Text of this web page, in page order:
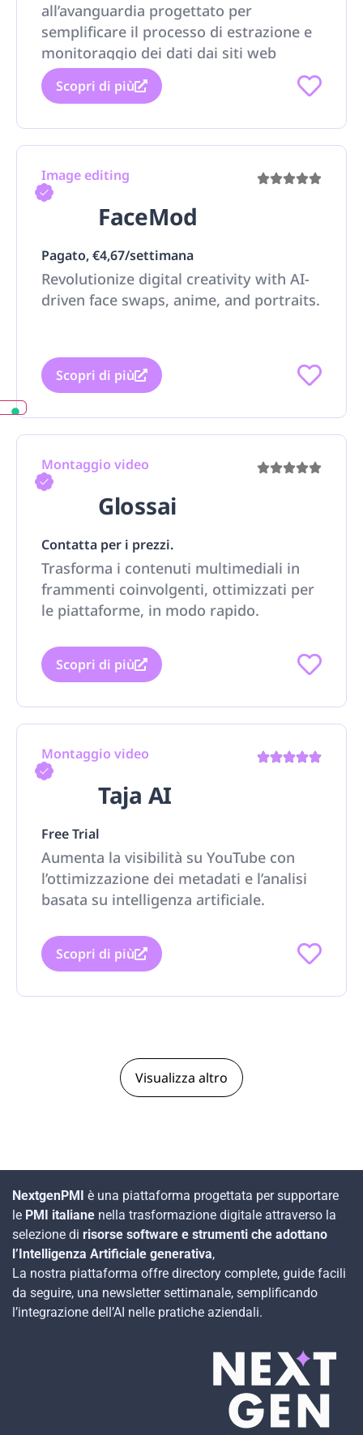
all’avanguardia progettato per
semplificare il processo di estrazione e
monitoraggio dei dati dai siti web
Scopri di più
Image editing
FaceMod
Pagato, €4,67/settimana
Revolutionize digital creativity with AI-
driven face swaps, anime, and portraits.
Scopri di più
Montaggio video
Glossai
Contatta per i prezzi.
Trasforma i contenuti multimediali in
frammenti coinvolgenti, ottimizzati per
le piattaforme, in modo rapido.
Scopri di più
Montaggio video
Taja AI
Free Trial
Aumenta la visibilità su YouTube con
l’ottimizzazione dei metadati e l’analisi
basata su intelligenza artificiale.
Scopri di più
Visualizza altro
NextgenPMI è una piattaforma progettata per supportare
le PMI italiane nella trasformazione digitale attraverso la
selezione di risorse software e strumenti che adottano
l’Intelligenza Artificiale generativa,
La nostra piattaforma offre directory complete, guide facili
da seguire, una newsletter settimanale, semplificando
l’integrazione dell’AI nelle pratiche aziendali.